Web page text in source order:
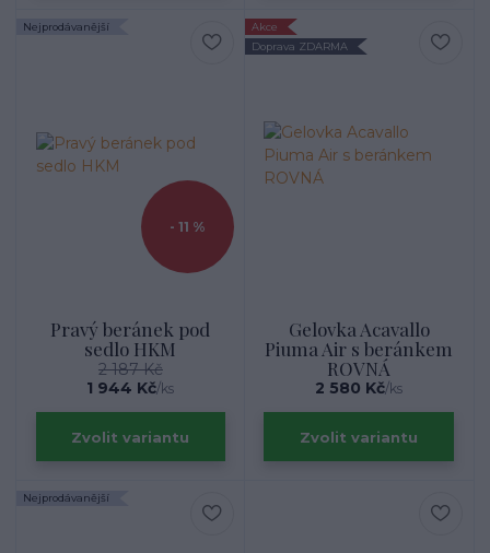
Nejprodávanější
- 11 %
Pravý beránek pod
sedlo HKM
2 187 Kč
1 944 Kč/ks
Zvolit variantu
Akce
Doprava ZDARMA
Gelovka Acavallo
Piuma Air s beránkem
ROVNÁ
2 580 Kč/ks
Zvolit variantu
Nejprodávanější